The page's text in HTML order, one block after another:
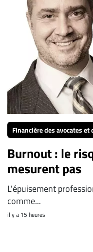
Financière des avocates et
Burnout : le
mesurent pas
L'épuisement
comme...
il y a 15 heures